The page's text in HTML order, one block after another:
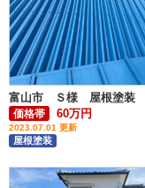
富山市 Ｓ様 屋根塗装
価格帯 60万円
2023.07.01 更新
屋根塗装